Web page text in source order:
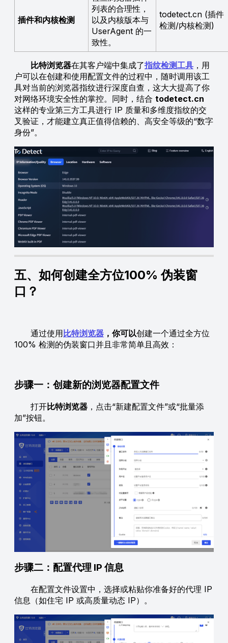
插件和内核检测
列表的合理性，
以及内核版本与
UserAgent 的一
致性。
todetect.cn (插件
检测/内核检测)
比特浏览器在其客户端中集成了指纹检测工具 ，用
户可以在创建和使用配置文件的过程中，随时调用该工
具对当前的浏览器指纹进行深度自查，这大大提高了你
对网络环境安全性的掌控。同时，结合 todetect.cn
这样的专业第三方工具进行 IP 质量和多维度指纹的交
叉验证，才能建立真正值得信赖的、高安全等级的“数字
身份”。
五、如何创建全方位100% 伪装窗
口？
通过使用 比特浏览器 ，你可以创建一个通过全方位
100% 检测的伪装窗口并且非常简单且高效：
步骤一：创建新的浏览器配置文件
打开比特浏览器 ，点击“新建配置文件”或“批量添
加”按钮。
步骤二：配置代理 IP 信息
在配置文件设置中，选择或粘贴你准备好的代理 IP
信息（如住宅 IP 或高质量动态 IP）。